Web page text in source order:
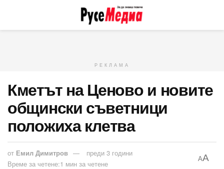
РЕКЛАМА
Кметът на Ценово и новите
общински съветници
положиха клетва
от Емил Димитров
преди 3 години
Време за четене:1 мин за четене
AA